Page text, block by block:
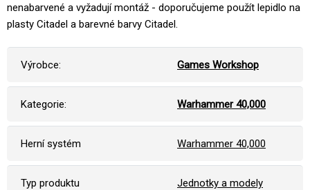
nenabarvené a vyžadují montáž - doporučujeme použít lepidlo na
plasty Citadel a barevné barvy Citadel.
Výrobce: Games Workshop
Kategorie: Warhammer 40,000
Herní systém Warhammer 40,000
Typ produktu Jednotky a modely